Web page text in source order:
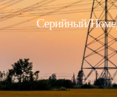
Серийный/